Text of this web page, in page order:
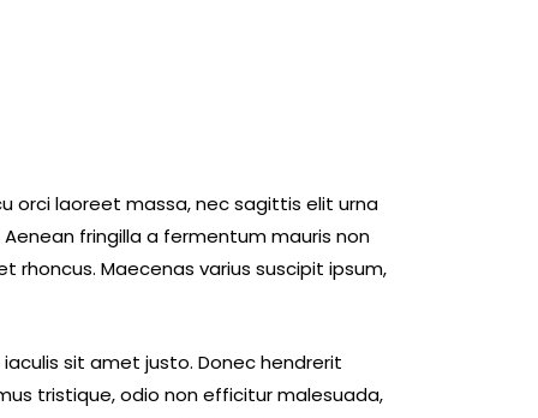
orci laoreet massa, nec sagittis elit urna
fringilla a fermentum mauris non
Maecenas varius suscipit ipsum,
sit amet justo. Donec hendrerit
tristique, odio non efficitur malesuada,